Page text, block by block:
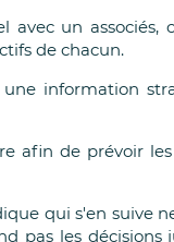
avec un
de chacun.
information
afin de prévoir
qui s'en suive
pas les